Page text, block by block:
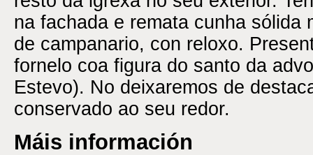
na fachada e remata cunha sólida
de campanario, con reloxo.
fornelo coa figura do santo da
Estevo). No deixaremos de
conservado ao seu redor.
Máis información